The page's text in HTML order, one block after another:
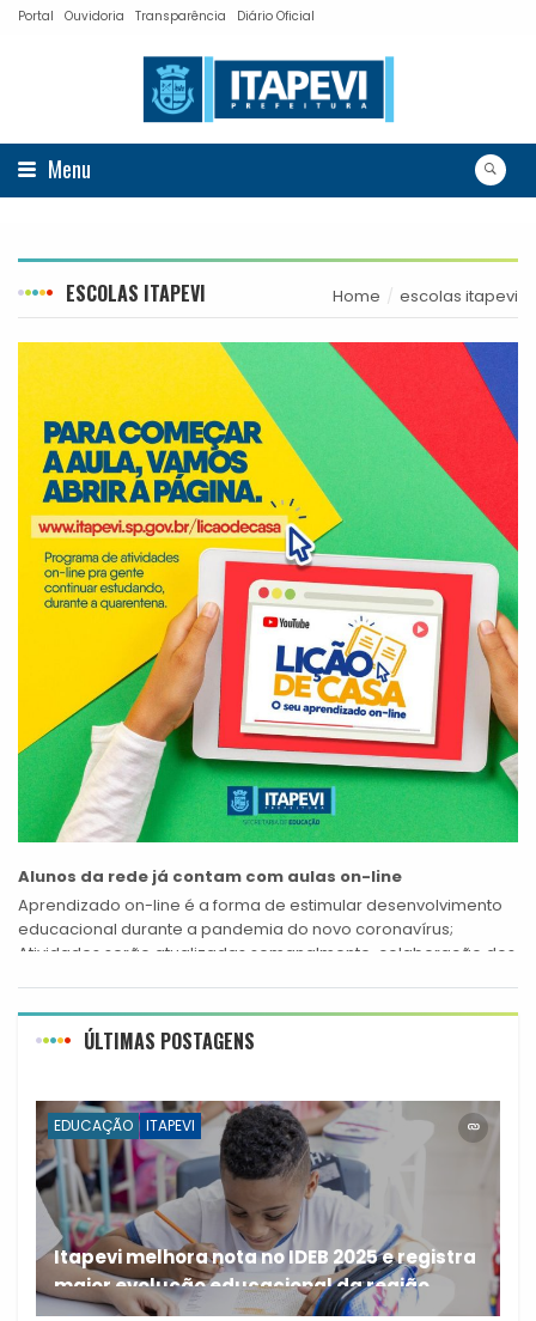
Portal Ouvidoria Transparência Diário Oficial
Menu
ESCOLAS ITAPEVI Home escolas itapevi
Alunos da rede já contam com aulas on-line
Aprendizado on-line é a forma de estimular desenvolvimento
educacional durante a pandemia do novo coronavírus;
Atividades serão atualizadas semanalmente, colaboração dos
ÚLTIMAS POSTAGENS
EDUCAÇÃO ITAPEVI
Itapevi melhora nota no IDEB 2025 e registra
maior evolução educacional da região
A rede municipal de ensino